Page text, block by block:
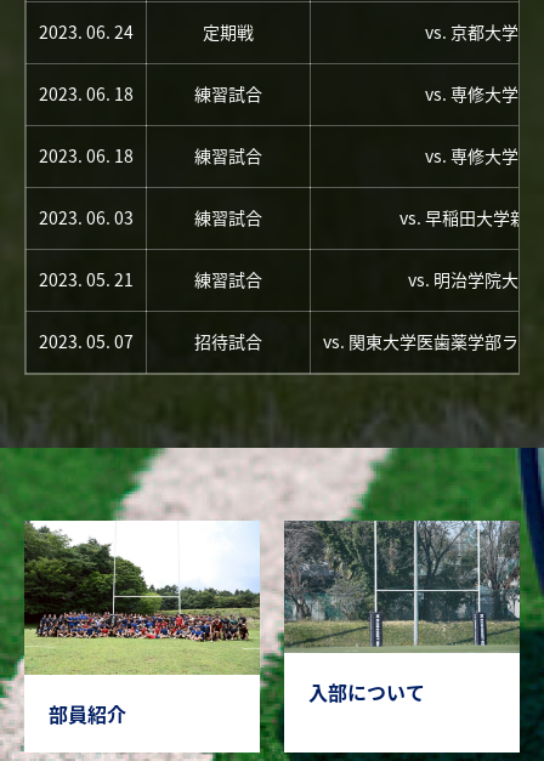
2023. 06. 24 定期戦 vs. 京都大学
2023. 06. 18 練習試合 vs. 専修大学
2023. 06. 18 練習試合 vs. 専修大学
2023. 06. 03 練習試合 vs. 早稲田大学新人
2023. 05. 21 練習試合 vs. 明治学院大学
2023. 05. 07 招待試合 vs. 関東大学医歯薬学部ラグ
部員紹介
入部について